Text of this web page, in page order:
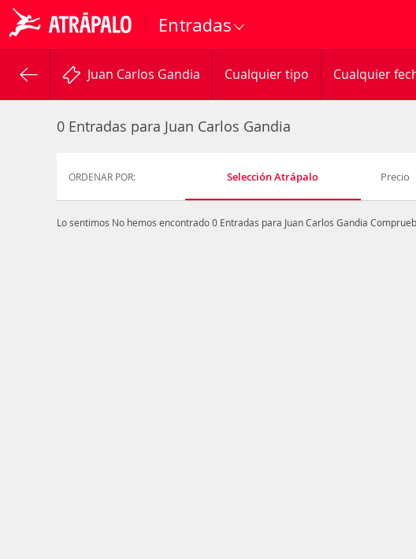
Entradas
Juan Carlos Gandia Cualquier tipo Cualquier
0 Entradas para Juan Carlos Gandia
ORDENAR POR: Selección Atrápalo Precio
Lo sentimos No hemos encontrado 0 Entradas para Juan Carlos Gandia